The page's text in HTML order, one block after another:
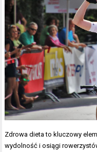
Zdrowa dieta to kluczowy
wydolność i osiągi